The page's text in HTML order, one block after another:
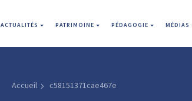
ACTUALITÉS PATRIMOINE PÉDAGOGIE MÉDIAS
Accueil c58151371cae467e